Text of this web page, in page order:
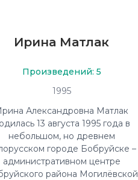
Ирина Матлак
Произведений: 5
1995
Александровна Матлак
13 августа 1995 года в
небольшом, но древнем
городе Бобруйске –
административном центре
района Могилёвской